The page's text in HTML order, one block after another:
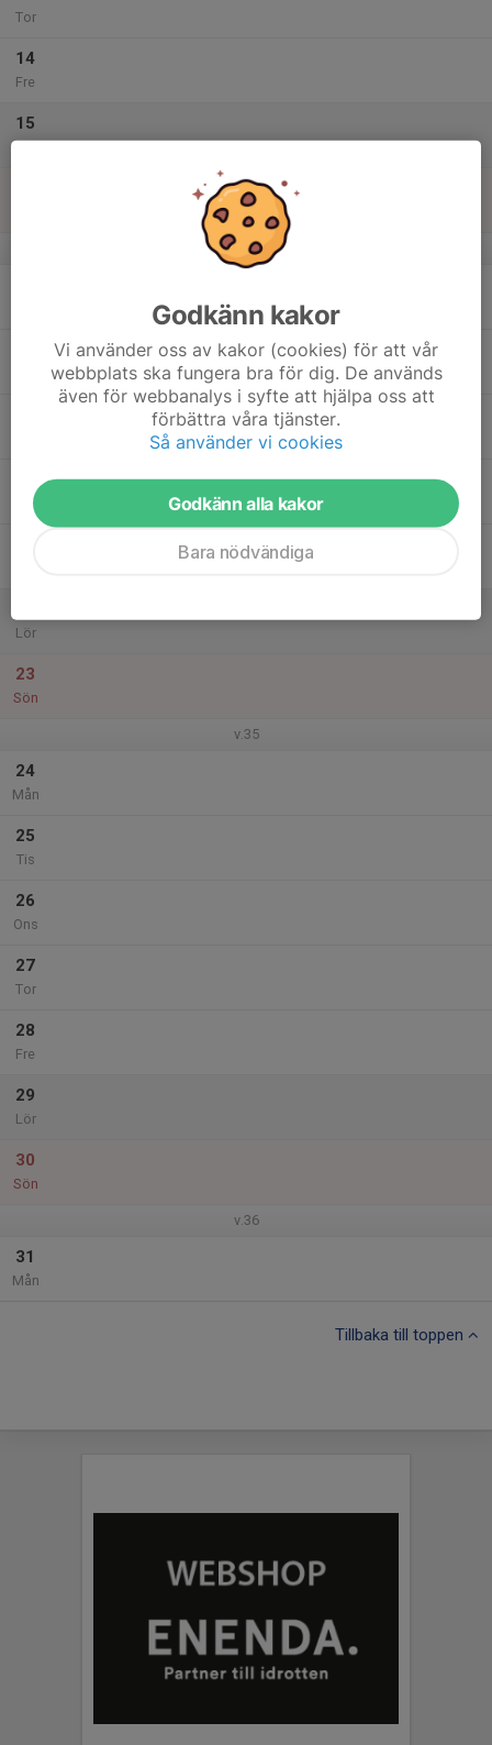
Tor
14
Fre
15
v.34
Tor
Lör
23
Sön
v.35
24
Mån
25
Tis
26
Ons
27
Tor
28
Fre
29
Lör
30
Sön
v.36
31
Mån
Tillbaka till toppen
Godkänn kakor
Vi använder oss av kakor (cookies) för att vår
webbplats ska fungera bra för dig. De används
även för webbanalys i syfte att hjälpa oss att
förbättra våra tjänster.
Så använder vi cookies
Godkänn alla kakor
Bara nödvändiga